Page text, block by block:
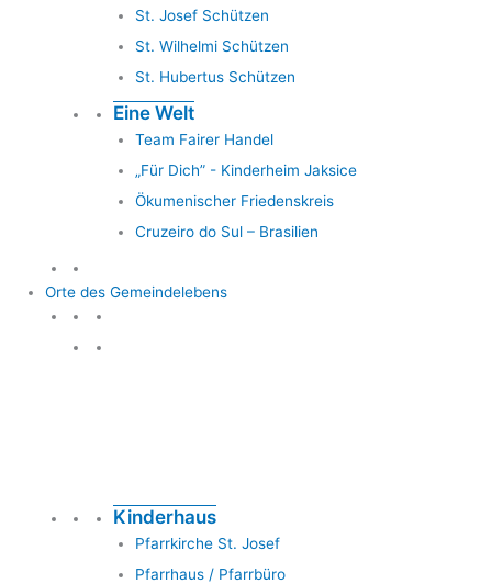
St. Josef Schützen
St. Wilhelmi Schützen
St. Hubertus Schützen
Eine Welt
Team Fairer Handel
„Für Dich” - Kinderheim Jaksice
Ökumenischer Friedenskreis
Cruzeiro do Sul – Brasilien
Orte des Gemeindelebens
Kinderhaus
Pfarrkirche St. Josef
Pfarrhaus / Pfarrbüro